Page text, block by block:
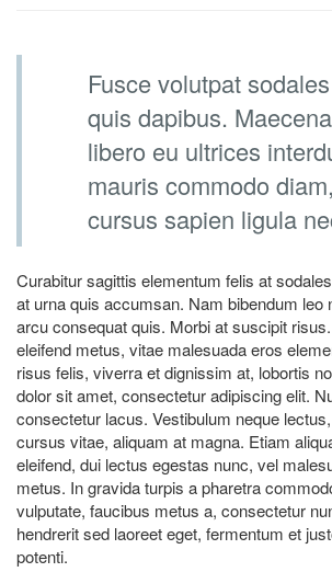
Fusce volutpat
quis dapibus.
libero eu ultrices
mauris commodo
cursus sapien ligula
Curabitur sagittis elementum felis at
at urna quis accumsan. Nam bibendum leo
arcu consequat quis. Morbi at suscipit
eleifend metus, vitae malesuada eros
risus felis, viverra et dignissim at, lobortis
dolor sit amet, consectetur adipiscing elit.
consectetur lacus. Vestibulum neque
cursus vitae, aliquam at magna. Etiam
eleifend, dui lectus egestas nunc, vel
metus. In gravida turpis a pharetra
vulputate, faucibus metus a, consectetur
hendrerit sed laoreet eget, fermentum et
potenti.